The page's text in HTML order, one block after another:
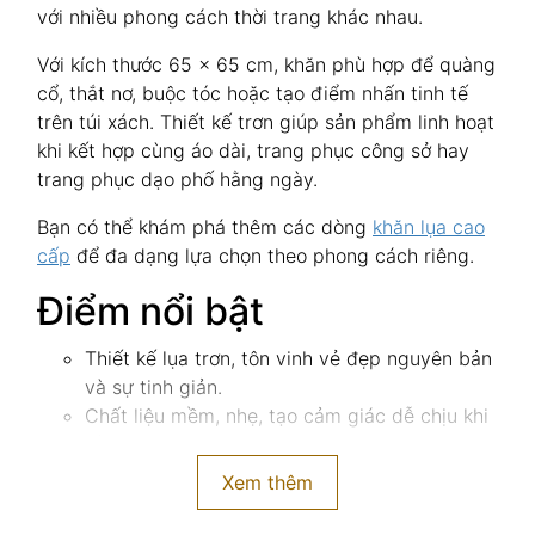
với nhiều phong cách thời trang khác nhau.
Với kích thước 65 × 65 cm, khăn phù hợp để quàng
cổ, thắt nơ, buộc tóc hoặc tạo điểm nhấn tinh tế
trên túi xách. Thiết kế trơn giúp sản phẩm linh hoạt
khi kết hợp cùng áo dài, trang phục công sở hay
trang phục dạo phố hằng ngày.
Bạn có thể khám phá thêm các dòng khăn lụa cao
cấp để đa dạng lựa chọn theo phong cách riêng.
Điểm nổi bật
Thiết kế lụa trơn, tôn vinh vẻ đẹp nguyên bản
và sự tinh giản.
Chất liệu mềm, nhẹ, tạo cảm giác dễ chịu khi
Kích thước 65 × 65 cm gọn gàng, dễ tạo kiểu
Xem thêm